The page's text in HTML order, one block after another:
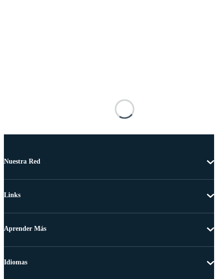
Nuestra Red
Links
Aprender Más
Idiomas